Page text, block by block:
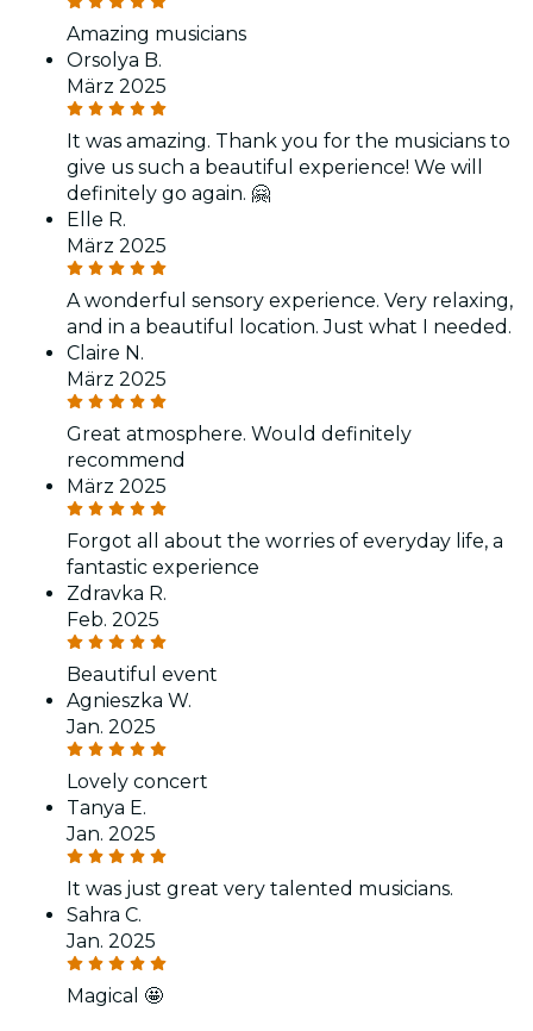
Amazing musicians
Orsolya B.
März 2025
It was amazing. Thank you for the musicians to
give us such a beautiful experience! We will
definitely go again. 🤗
Elle R.
März 2025
A wonderful sensory experience. Very relaxing,
and in a beautiful location. Just what I needed.
Claire N.
März 2025
Great atmosphere. Would definitely
recommend
März 2025
Forgot all about the worries of everyday life, a
fantastic experience
Zdravka R.
Feb. 2025
Beautiful event
Agnieszka W.
Jan. 2025
Lovely concert
Tanya E.
Jan. 2025
It was just great very talented musicians.
Sahra C.
Jan. 2025
Magical 🤩